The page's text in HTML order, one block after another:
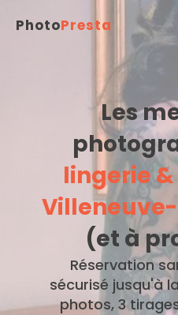
PhotoPresta
Les
lingerie
(et à
Réservation
sécurisé jusqu'à
photos, 3